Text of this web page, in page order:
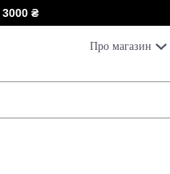
3000 ₴
Про магазин